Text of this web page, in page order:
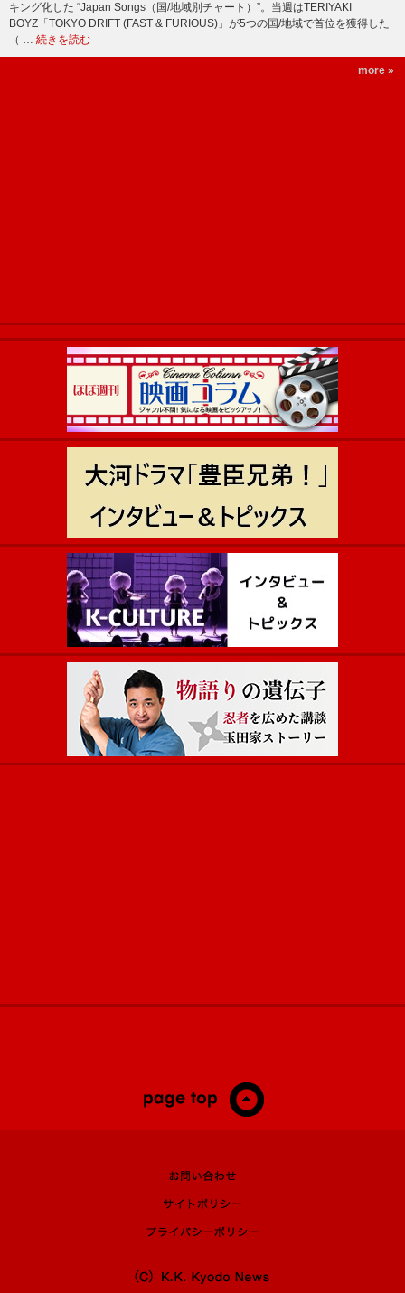
キング化した “Japan Songs（国/地域別チャート）”。当週はTERIYAKI
BOYZ「TOKYO DRIFT (FAST & FURIOUS)」が5つの国/地域で首位を獲得した
（ … 続きを読む
more »